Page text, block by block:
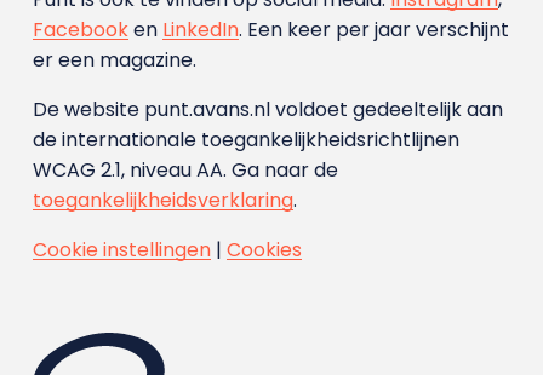
Facebooken LinkedIn. Een keer per jaar verschijnt
er een magazine.
De website punt.avans.nl voldoet gedeeltelijk aan
de internationale toegankelijkheidsrichtlijnen
WCAG 2.1, niveau AA. Ga naar de
toegankelijkheidsverklaring.
Cookie instellingen| Cookies